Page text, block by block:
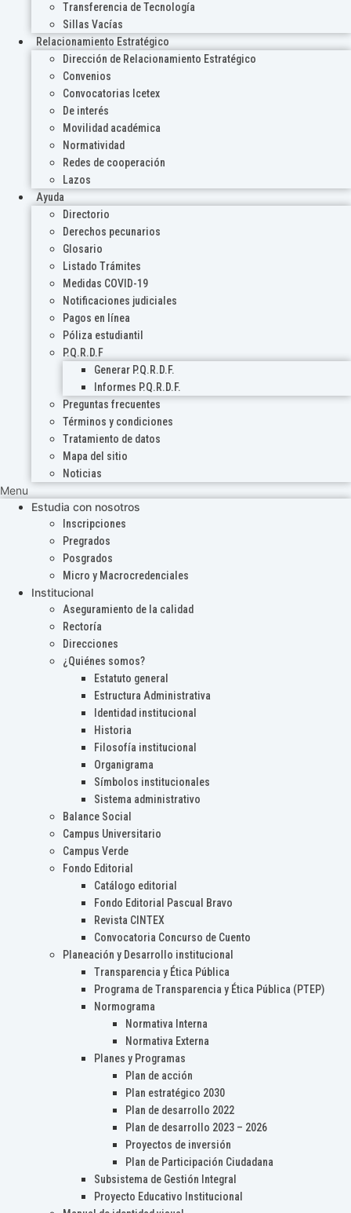
Transferencia de Tecnología
Sillas Vacías
Relacionamiento Estratégico
Dirección de Relacionamiento Estratégico
Convenios
Convocatorias Icetex
De interés
Movilidad académica
Normatividad
Redes de cooperación
Lazos
Ayuda
Directorio
Derechos pecunarios
Glosario
Listado Trámites
Medidas COVID-19
Notificaciones judiciales
Pagos en línea
Póliza estudiantil
P.Q.R.D.F
Generar P.Q.R.D.F.
Informes P.Q.R.D.F.
Preguntas frecuentes
Términos y condiciones
Tratamiento de datos
Mapa del sitio
Noticias
Menu
Estudia con nosotros
Inscripciones
Pregrados
Posgrados
Micro y Macrocredenciales
Institucional
Aseguramiento de la calidad
Rectoría
Direcciones
¿Quiénes somos?
Estatuto general
Estructura Administrativa
Identidad institucional
Historia
Filosofía institucional
Organigrama
Símbolos institucionales
Sistema administrativo
Balance Social
Campus Universitario
Campus Verde
Fondo Editorial
Catálogo editorial
Fondo Editorial Pascual Bravo
Revista CINTEX
Convocatoria Concurso de Cuento
Planeación y Desarrollo institucional
Transparencia y Ética Pública
Programa de Transparencia y Ética Pública (PTEP)
Normograma
Normativa Interna
Normativa Externa
Planes y Programas
Plan de acción
Plan estratégico 2030
Plan de desarrollo 2022
Plan de desarrollo 2023 – 2026
Proyectos de inversión
Plan de Participación Ciudadana
Subsistema de Gestión Integral
Proyecto Educativo Institucional